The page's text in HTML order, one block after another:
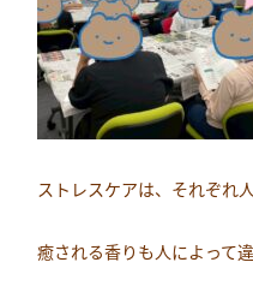
ストレスケアは、それぞれ
癒される香りも人によって